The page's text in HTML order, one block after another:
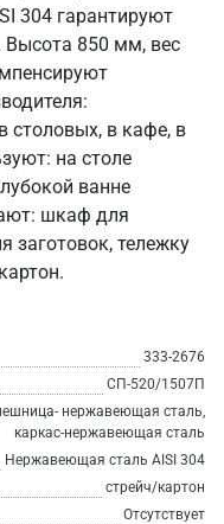
304 гарантируют
Высота 850 мм, вес
столовых, в кафе, в
на столе
ванне
шкаф для
заготовок, тележку
333-2676
СП-520/1507П
нержавеющая сталь,
каркас-нержавеющая сталь
Нержавеющая сталь AISI 304
стрейч/картон
Отсутствует